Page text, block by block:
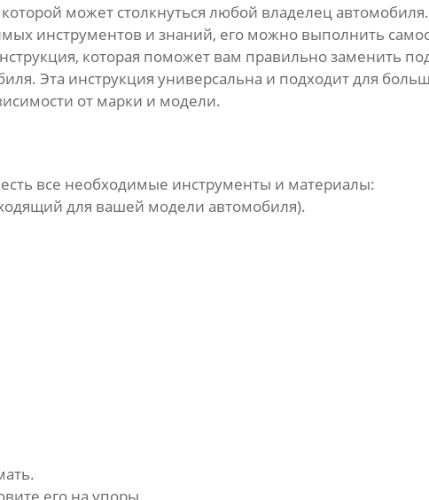
которой может столкнуться любой владелец
инструментов и знаний, его можно выполнить
которая поможет вам правильно заменить
Эта инструкция универсальна и подходит для
от марки и модели.
все необходимые инструменты и материалы:
для вашей модели автомобиля).
его на упоры.